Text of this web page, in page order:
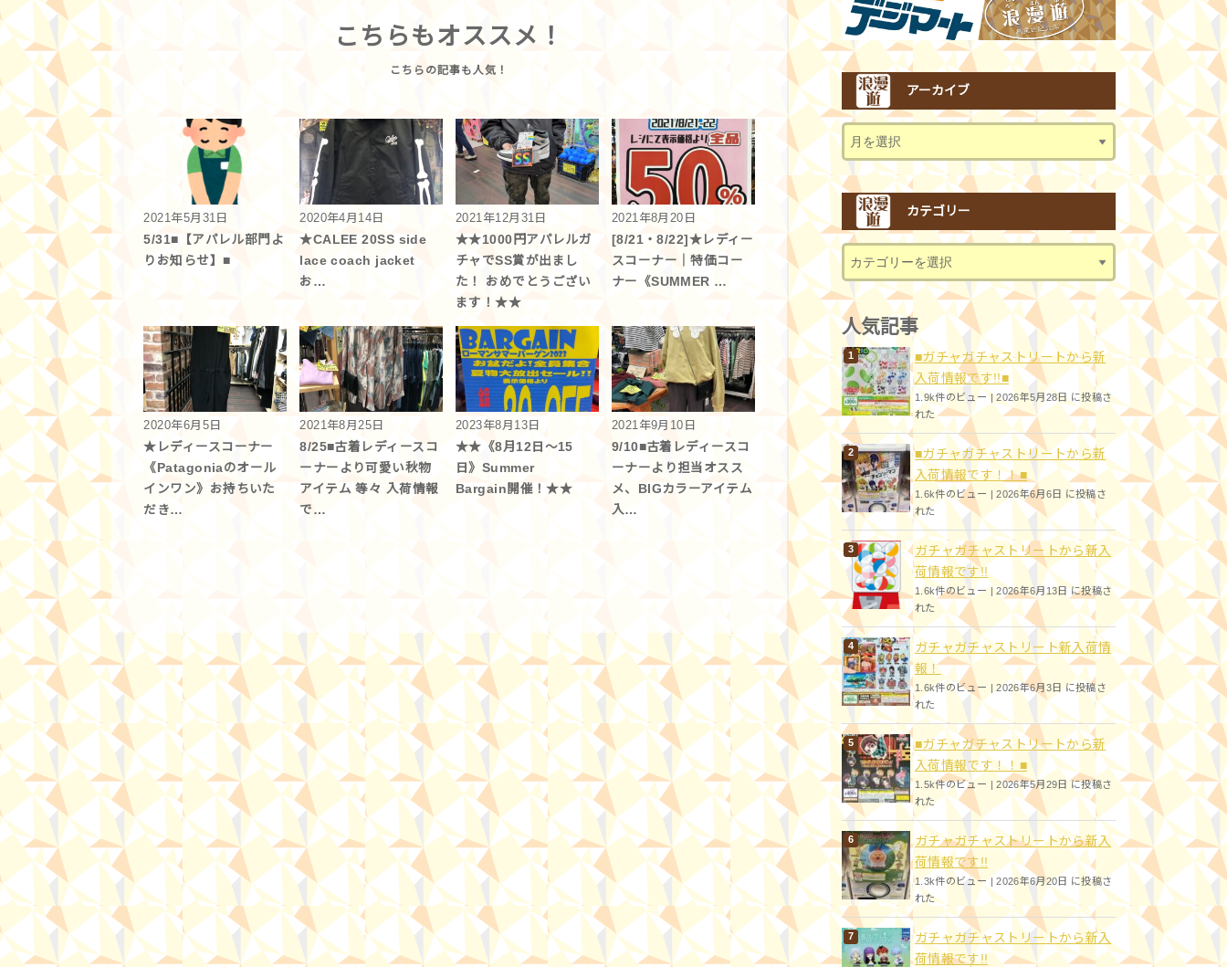
こちらもオススメ！
2021年5月31日
5/31■【アパレル部門よ
りお知らせ】■
2020年4月14日
★CALEE 20SS side
lace coach jacket
お…
2021年12月31日
★★1000円アパレルガ
チャでSS賞が出まし
た！ おめでとうござい
ます！★★
2021年8月20日
[8/21・8/22]★レディー
スコーナー｜特価コー
ナー《SUMMER …
2020年6月5日
★レディースコーナー
《Patagoniaのオール
インワン》お持ちいた
だき…
2021年8月25日
8/25■古着レディースコ
ーナーより可愛い秋物
アイテム 等々 入荷情報
で…
2023年8月13日
★★《8月12日～15
日》Summer
Bargain開催！★★
2021年9月10日
9/10■古着レディースコ
ーナーより担当オスス
メ、BIGカラーアイテム
入…
アーカイブ
カテゴリー
人気記事
■ガチャガチャストリートから新
入荷情報です!!■
1.9k件のビュー|2026年5月28日 に投稿さ
れた
■ガチャガチャストリートから新
入荷情報です！！■
1.6k件のビュー |2026年6月6日 に投稿さ
れた
ガチャガチャストリートから新入
荷情報です!!
1.6k件のビュー|2026年6月13日 に投稿さ
れた
ガチャガチャストリート新入荷情
報！
1.6k件のビュー |2026年6月3日 に投稿さ
れた
■ガチャガチャストリートから新
入荷情報です！！■
1.5k件のビュー |2026年5月29日 に投稿さ
れた
ガチャガチャストリートから新入
荷情報です!!
1.3k件のビュー|2026年6月20日 に投稿さ
れた
ガチャガチャストリートから新入
荷情報です!!